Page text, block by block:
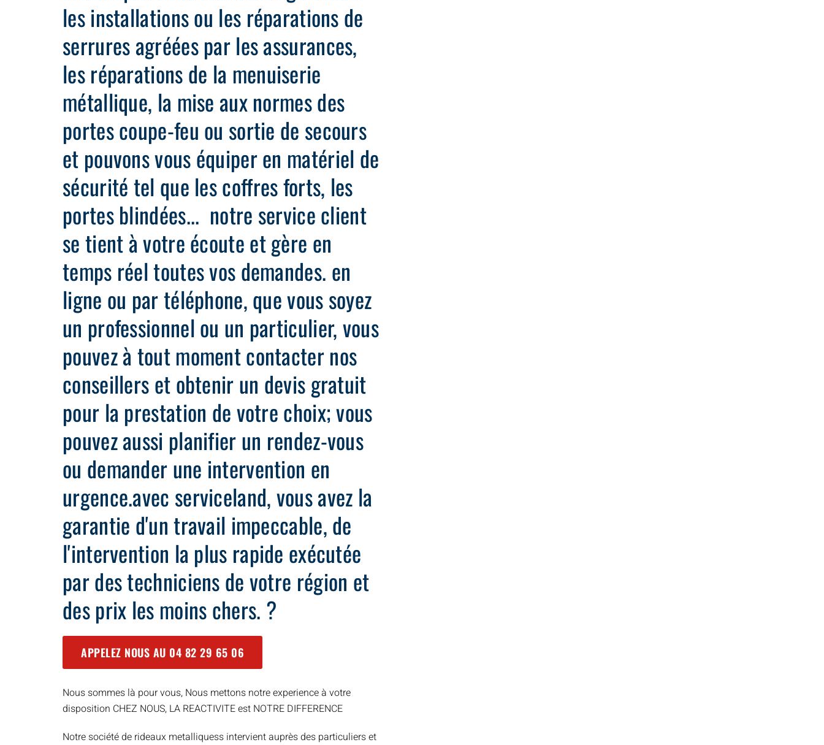
les installations ou les réparations de
serrures agréées par les assurances,
les réparations de la menuiserie
métallique, la mise aux normes des
portes coupe-feu ou sortie de secours
et pouvons vous équiper en matériel de
sécurité tel que les coffres forts, les
portes blindées... notre service client
se tient à votre écoute et gère en
temps réel toutes vos demandes. en
ligne ou par téléphone, que vous soyez
un professionnel ou un particulier, vous
pouvez à tout moment contacter nos
conseillers et obtenir un devis gratuit
pour la prestation de votre choix; vous
pouvez aussi planifier un rendez-vous
ou demander une intervention en
urgence.avec serviceland, vous avez la
garantie d'un travail impeccable, de
l'intervention la plus rapide exécutée
par des techniciens de votre région et
des prix les moins chers. ?
APPELEZ NOUS AU 04 82 29 65 06
Nous sommes là pour vous, Nous mettons notre experience à votre
disposition CHEZ NOUS, LA REACTIVITE est NOTRE DIFFERENCE
Notre société de rideaux metalliquess intervient auprès des particuliers et